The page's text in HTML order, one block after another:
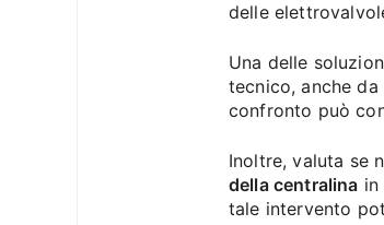
delle
Una delle
tecnico, anche da
confronto può
Inoltre, valuta se
della centralina in
tale intervento